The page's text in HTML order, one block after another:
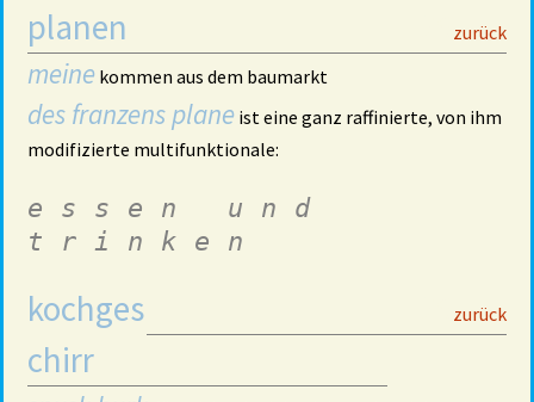
zurück
planen
meine kommen aus dem baumarkt
des franzens plane ist eine ganz raffinierte, von ihm
modifizierte multifunktionale:
essen und
trinken
zurück
kochges
chirr